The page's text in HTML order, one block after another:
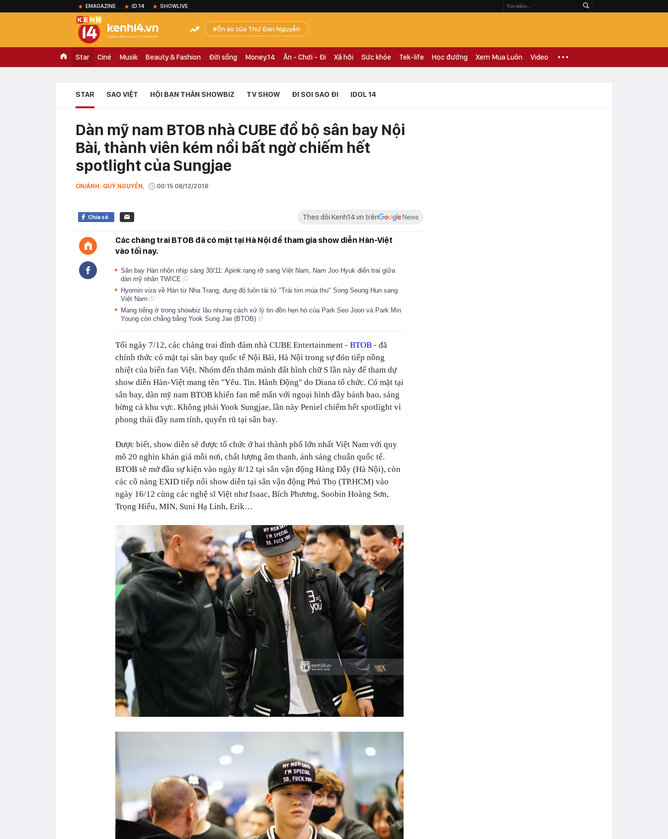
EMAGAZINE ID.14 SHOWLIVE
Ồn ào của Thư Đan Nguyễn
Star Ciné Musik Beauty & Fashion Đời sống Money.14 Ăn - Chơi - Đi Xã hội Sức khỏe Tek-life Học đường Xem Mua Luôn Video
STAR SAO VIỆT HỘI BẠN THÂN SHOWBIZ TV SHOW ĐI SOI SAO ĐI IDOL 14
Dàn mỹ nam BTOB nhà CUBE đổ bộ sân bay Nội
Bài, thành viên kém nổi bất ngờ chiếm hết
spotlight của Sungjae
ON/ẢNH: QUÝ NGUYỄN, 00:15 08/12/2018
Chia sẻ Theo dõi Kenh14.vn trên
Các chàng trai BTOB đã có mặt tại Hà Nội để tham gia show diễn Hàn-Việt
vào tối nay.
Sân bay Hàn nhộn nhịp sáng 30/11: Apink rạng rỡ sang Việt Nam, Nam Joo Hyuk điển trai giữa
dàn mỹ nhân TWICE
Hyomin vừa về Hàn từ Nha Trang, đụng độ luôn tài tử "Trái tim mùa thu" Song Seung Hun sang
Việt Nam
Mang tiếng ở trong showbiz lâu nhưng cách xử lý tin đồn hẹn hò của Park Seo Joon và Park Min
Young còn chẳng bằng Yook Sung Jae (BTOB)
Tối ngày 7/12, các chàng trai đình đám nhà CUBE Entertainment - BTOB - đã
chính thức có mặt tại sân bay quốc tế Nội Bài, Hà Nội trong sự đón tiếp nồng
nhiệt của biển fan Việt. Nhóm đến thăm mảnh đất hình chữ S lần này để tham dự
show diễn Hàn-Việt mang tên "Yêu. Tin. Hành Động" do Diana tổ chức. Có mặt tại
sân bay, dàn mỹ nam BTOB khiến fan mê mẩn với ngoại hình đầy bảnh bao, sáng
bừng cả khu vực. Không phải Yook Sungjae, lần này Peniel chiếm hết spotlight vì
phong thái đầy nam tính, quyến rũ tại sân bay.
Được biết, show diễn sẽ được tổ chức ở hai thành phố lớn nhất Việt Nam với quy
mô 20 nghìn khán giả mỗi nơi, chất lượng âm thanh, ánh sáng chuẩn quốc tế.
BTOB sẽ mở đầu sự kiện vào ngày 8/12 tại sân vận động Hàng Đẫy (Hà Nội), còn
các cô nàng EXID tiếp nối show diễn tại sân vận động Phú Thọ (TP.HCM) vào
ngày 16/12 cùng các nghệ sĩ Việt như Isaac, Bích Phương, Soobin Hoàng Sơn,
Trọng Hiếu, MIN, Suni Hạ Linh, Erik…